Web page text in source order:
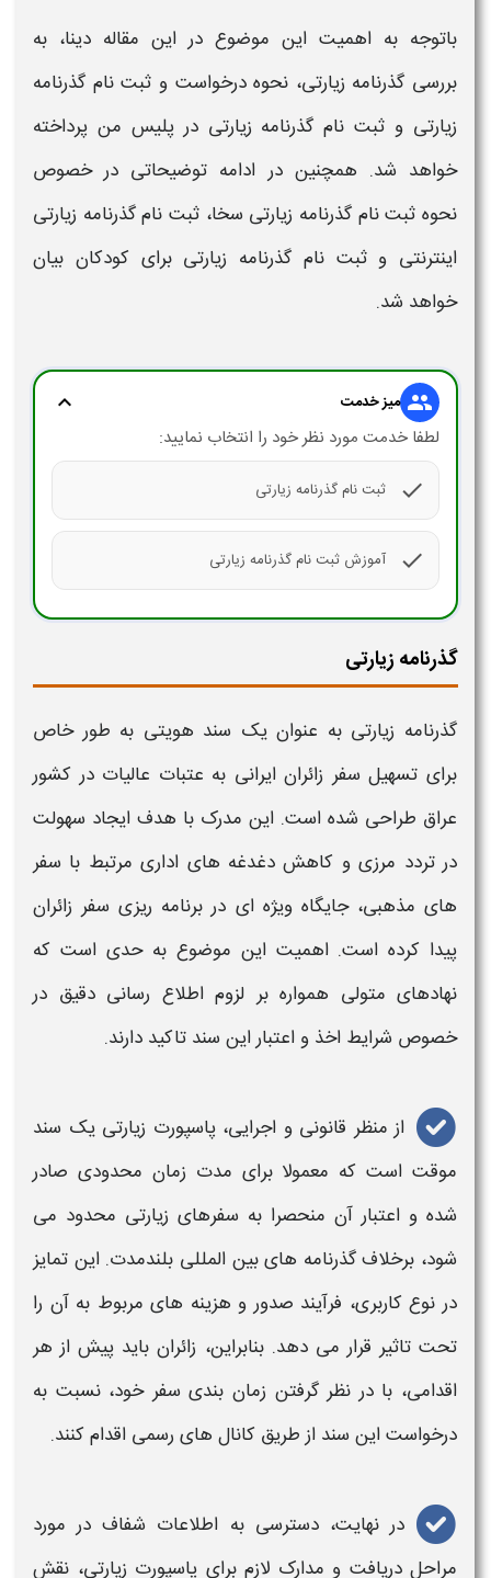
باتوجه به اهمیت این موضوع در این مقاله دینا، به
بررسی گذرنامه زیارتی، نحوه درخواست و ثبت نام گذرنامه
زیارتی و ثبت نام گذرنامه زیارتی در پلیس من پرداخته
خواهد شد. همچنین در ادامه توضیحاتی در خصوص
نحوه ثبت نام گذرنامه زیارتی سخا، ثبت نام گذرنامه زیارتی
اینترنتی وثبت نام گذرنامه زیارتی برای کودکان بیان
خواهد شد.
group میز خدمت expand_more
لطفا خدمت مورد نظر خود را انتخاب نمایید:
check ثبت نام گذرنامه زیارتی
check آموزش ثبت نام گذرنامه زیارتی
گذرنامه زیارتی
گذرنامه زیارتی به عنوان یک سند هویتی به طور خاص
برای تسهیل سفر زائران ایرانی به عتبات عالیات در کشور
عراق طراحی شده است. این مدرک با هدف ایجاد سهولت
در تردد مرزی و کاهش دغدغه‌ های اداری مرتبط با سفر
های مذهبی، جایگاه ویژه‌ ای در برنامه‌ ریزی سفر زائران
پیدا کرده است. اهمیت این موضوع به حدی است که
نهادهای متولی همواره بر لزوم اطلاع‌ رسانی دقیق در
خصوص شرایط اخذ و اعتبار این سند تاکید دارند.
از منظر قانونی و اجرایی،پاسپورت زیارتی یک سند
موقت است که معمولا برای مدت زمان محدودی صادر
شده و اعتبار آن منحصرا به سفرهای زیارتی محدود می‌
شود، برخلافگذرنامه‌ های بین‌ المللی بلندمدت. این تمایز
در نوع کاربری، فرآیند صدور و هزینه‌ های مربوط به آن را
تحت تاثیر قرار می‌ دهد. بنابراین، زائران باید پیش از هر
اقدامی، با در نظر گرفتن زمان‌ بندی سفر خود، نسبت به
درخواست این سند از طریق کانال‌ های رسمی اقدام کنند.
در نهایت، دسترسی به اطلاعات شفاف در مورد
مراحل دریافت و مدارک لازم برای پاسپورت زیارتی، نقش